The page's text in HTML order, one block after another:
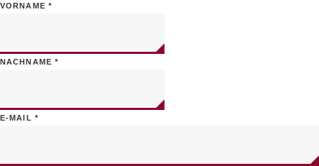
VORNAME *
NACHNAME*
E-MAIL *